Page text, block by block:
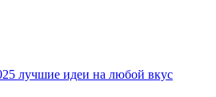
лучшие идеи на любой вкус